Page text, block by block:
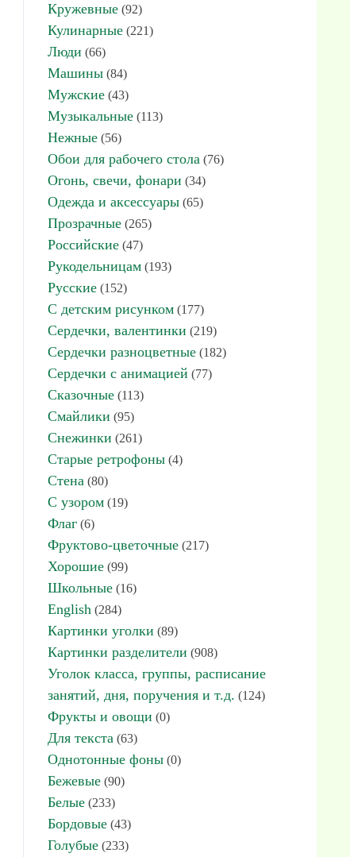
Кружевные (92)
Кулинарные (221)
Люди (66)
Машины (84)
Мужские (43)
Музыкальные (113)
Нежные (56)
Обои для рабочего стола (76)
Огонь, свечи, фонари (34)
Одежда и аксессуары (65)
Прозрачные (265)
Российские (47)
Рукодельницам (193)
Русские (152)
С детским рисунком (177)
Сердечки, валентинки (219)
Сердечки разноцветные (182)
Сердечки с анимацией (77)
Сказочные (113)
Смайлики (95)
Снежинки (261)
Старые ретрофоны (4)
Стена (80)
С узором (19)
Флаг (6)
Фруктово-цветочные (217)
Хорошие (99)
Школьные (16)
English (284)
Картинки уголки (89)
Картинки разделители (908)
Уголок класса, группы, расписание
занятий, дня, поручения и т.д. (124)
Фрукты и овощи (0)
Для текста (63)
Однотонные фоны (0)
Бежевые (90)
Белые (233)
Бордовые (43)
Голубые (233)